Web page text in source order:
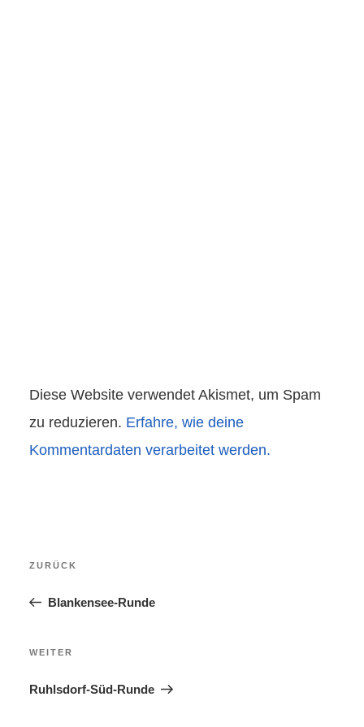
Diese Website verwendet Akismet, um Spam
zu reduzieren. Erfahre, wie deine
Kommentardaten verarbeitet werden.
Vorheriger
ZURÜCK
Blankensee-Runde
Nächster
WEITER
Ruhlsdorf-Süd-Runde